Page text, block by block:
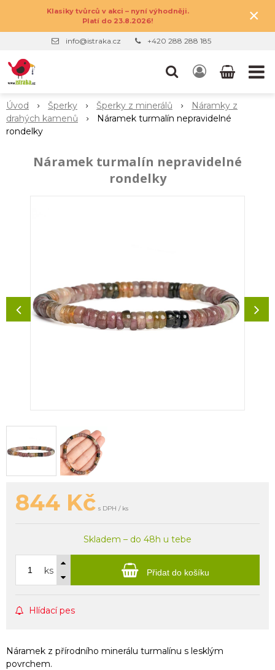
Klasiky tvůrců v akci – nyní výhodněji.
Platí do 23.8.2026!
×
info@istraka.cz +420 288 288 185
Úvod Šperky Šperky z minerálů
Náramky z
drahých kamenů
Náramek turmalín nepravidelné
rondelky
Náramek turmalín nepravidelné
rondelky
844 Kč s DPH / ks
Skladem – do 48h u tebe
ks Přidat do košíku
Hlídací pes
Náramek z přírodního minerálu turmalínu s lesklým
povrchem.